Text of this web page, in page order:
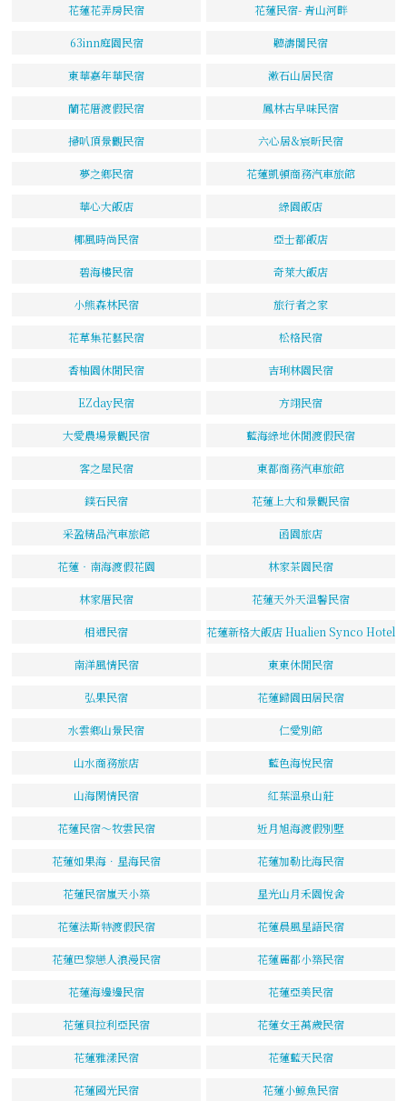
花蓮花弄房民宿 花蓮民宿- 青山河畔
63inn庭園民宿 聽濤閣民宿
東華嘉年華民宿 漱石山居民宿
蘭花厝渡假民宿 鳳林古早味民宿
掃叭頂景觀民宿 六心居&宸昕民宿
夢之鄉民宿 花蓮凱頓商務汽車旅館
華心大飯店 綠園飯店
椰風時尚民宿 亞士都飯店
碧海樓民宿 奇萊大飯店
小熊森林民宿 旅行者之家
花草集花藝民宿 松格民宿
香柚園休閒民宿 吉琍林園民宿
EZday民宿 方翊民宿
大愛農場景觀民宿 藍海綠地休閒渡假民宿
客之屋民宿 東都商務汽車旅館
鏷石民宿 花蓮上大和景觀民宿
采盈精品汽車旅館 函園旅店
花蓮‧南海渡假花園 林家茶園民宿
林家厝民宿 花蓮天外天溫馨民宿
相遇民宿 花蓮新格大飯店 Hualien Synco Hotel
南洋風情民宿 東東休閒民宿
弘果民宿 花蓮歸園田居民宿
水雲鄉山景民宿 仁愛別館
山水商務旅店 藍色海悅民宿
山海閑情民宿 紅葉溫泉山莊
花蓮民宿～牧雲民宿 近月旭海渡假別墅
花蓮如果海．星海民宿 花蓮加勒比海民宿
花蓮民宿嵐天小築 星光山月禾園悅舍
花蓮法斯特渡假民宿 花蓮晨風星語民宿
花蓮巴黎戀人浪漫民宿 花蓮麗都小築民宿
花蓮海邊邊民宿 花蓮亞美民宿
花蓮貝拉利亞民宿 花蓮女王萬歲民宿
花蓮雅漾民宿 花蓮藍天民宿
花蓮國光民宿 花蓮小鯨魚民宿